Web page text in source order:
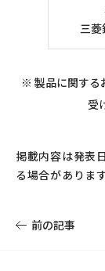
三菱
※ 製品に関する
受
掲載内容は発表
る場合がありま
前の記事